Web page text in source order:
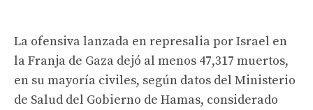
La ofensiva lanzada en represalia por Israel en
la Franja de Gaza dejó al menos 47,317 muertos,
en su mayoría civiles, según datos del Ministerio
de Salud del Gobierno de Hamas, considerado